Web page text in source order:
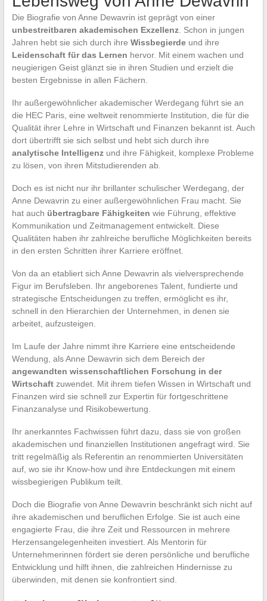
Die Biografie von Anne Dewavrin ist geprägt von einer
unbestreitbaren akademischen Exzellenz. Schon in jungen
Jahren hebt sie sich durch ihre Wissbegierdeund ihre
Leidenschaft für das Lernen hervor. Mit einem wachen und
neugierigen Geist glänzt sie in ihren Studien und erzielt die
besten Ergebnisse in allen Fächern.
Ihr außergewöhnlicher akademischer Werdegang führt sie an
die HEC Paris, eine weltweit renommierte Institution, die für die
Qualität ihrer Lehre in Wirtschaft und Finanzen bekannt ist. Auch
dort übertrifft sie sich selbst und hebt sich durch ihre
analytische Intelligenzund ihre Fähigkeit, komplexe Probleme
zu lösen, von ihren Mitstudierenden ab.
Doch es ist nicht nur ihr brillanter schulischer Werdegang, der
Anne Dewavrin zu einer außergewöhnlichen Frau macht. Sie
hat auch übertragbare Fähigkeiten wie Führung, effektive
Kommunikation und Zeitmanagement entwickelt. Diese
Qualitäten haben ihr zahlreiche berufliche Möglichkeiten bereits
in den ersten Schritten ihrer Karriere eröffnet.
Von da an etabliert sich Anne Dewavrin als vielversprechende
Figur im Berufsleben. Ihr angeborenes Talent, fundierte und
strategische Entscheidungen zu treffen, ermöglicht es ihr,
schnell in den Hierarchien der Unternehmen, in denen sie
arbeitet, aufzusteigen.
Im Laufe der Jahre nimmt ihre Karriere eine entscheidende
Wendung, als Anne Dewavrin sich dem Bereich der
angewandten wissenschaftlichen Forschung in der
Wirtschaftzuwendet. Mit ihrem tiefen Wissen in Wirtschaft und
Finanzen wird sie schnell zur Expertin für fortgeschrittene
Finanzanalyse und Risikobewertung.
Ihr anerkanntes Fachwissen führt dazu, dass sie von großen
akademischen und finanziellen Institutionen angefragt wird. Sie
tritt regelmäßig als Referentin an renommierten Universitäten
auf, wo sie ihr Know-how und ihre Entdeckungen mit einem
wissbegierigen Publikum teilt.
Doch die Biografie von Anne Dewavrin beschränkt sich nicht auf
ihre akademischen und beruflichen Erfolge. Sie ist auch eine
engagierte Frau, die ihre Zeit und Ressourcen in mehrere
Herzensangelegenheiten investiert. Als Mentorin für
Unternehmerinnen fördert sie deren persönliche und berufliche
Entwicklung und hilft ihnen, die zahlreichen Hindernisse zu
überwinden, mit denen sie konfrontiert sind.